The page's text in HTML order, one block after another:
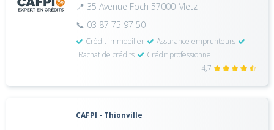
📍 35 Avenue Foch 57000 Metz
📞 03 87 75 97 50
Crédit immobilier
Assurance emprunteurs
Rachat de crédits
Crédit professionnel
4,7
CAFPI - Thionville